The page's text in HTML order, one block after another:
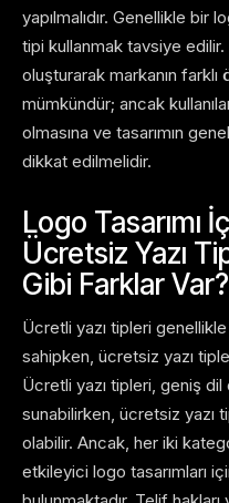
yapılmalıdır. Genellikle bir
tipi kullanmak tavsiye edilir.
oluşturarak markanın
mümkündür; ancak
olmasına ve tasarımın
dikkat edilmelidir.
Logo Tasarımı
Ücretsiz Yazı
Gibi Farklar Var?
Ücretli yazı tipleri
sahipken, ücretsiz yazı
Ücretli yazı tipleri, geniş
sunabilirken, ücretsiz yazı
olabilir. Ancak, her iki
etkileyici logo tasarımları